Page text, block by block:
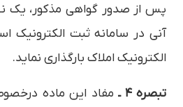
پس از صدور گواهی مذکور، یک
آنی در سامانه ثبت الکترونیک
الکترونیک املاک بارگذاری نماید.
تبصره ۴ ـ
مفاد این ماده